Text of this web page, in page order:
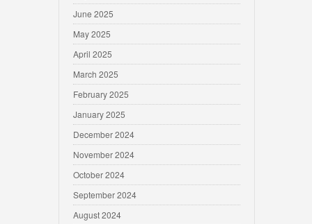
June 2025
May 2025
April 2025
March 2025
February 2025
January 2025
December 2024
November 2024
October 2024
September 2024
August 2024